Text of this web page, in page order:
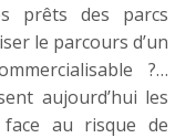
prêts des parcs
le parcours d’un
?…
aujourd’hui les
au risque de